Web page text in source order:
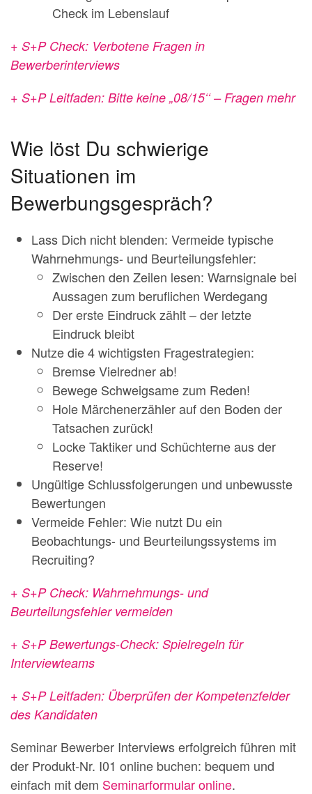
Check im Lebenslauf
+ S+P Check: Verbotene Fragen in
Bewerberinterviews
+ S+P Leitfaden: Bitte keine „08/15‘‘ – Fragen mehr
Wie löst Du schwierige
Situationen im
Bewerbungsgespräch?
Lass Dich nicht blenden: Vermeide typische
Wahrnehmungs- und Beurteilungsfehler:
Zwischen den Zeilen lesen: Warnsignale bei
Aussagen zum beruflichen Werdegang
Der erste Eindruck zählt – der letzte
Eindruck bleibt
Nutze die 4 wichtigsten Fragestrategien:
Bremse Vielredner ab!
Bewege Schweigsame zum Reden!
Hole Märchenerzähler auf den Boden der
Tatsachen zurück!
Locke Taktiker und Schüchterne aus der
Reserve!
Ungültige Schlussfolgerungen und unbewusste
Bewertungen
Vermeide Fehler: Wie nutzt Du ein
Beobachtungs- und Beurteilungssystems im
Recruiting?
+ S+P Check: Wahrnehmungs- und
Beurteilungsfehler vermeiden
+ S+P Bewertungs-Check: Spielregeln für
Interviewteams
+ S+P Leitfaden: Überprüfen der Kompetenzfelder
des Kandidaten
Seminar Bewerber Interviews erfolgreich führen mit
der Produkt-Nr. I01 online buchen: bequem und
einfach mit dem Seminarformular online.